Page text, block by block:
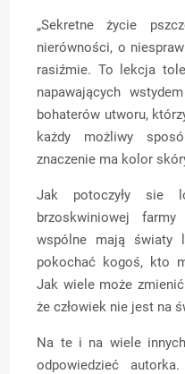
„Sekretne życie
nierówności, o
rasiźmie. To lekcja
napawających
bohaterów utworu,
każdy możliwy
znaczenie ma kolor
Jak potoczyły sie
brzoskwiniowej
wspólne mają światy
pokochać kogoś, kto
Jak wiele może
że człowiek nie jest na
Na te i na wiele
odpowiedzieć